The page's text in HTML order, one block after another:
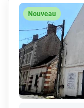
Nouveau